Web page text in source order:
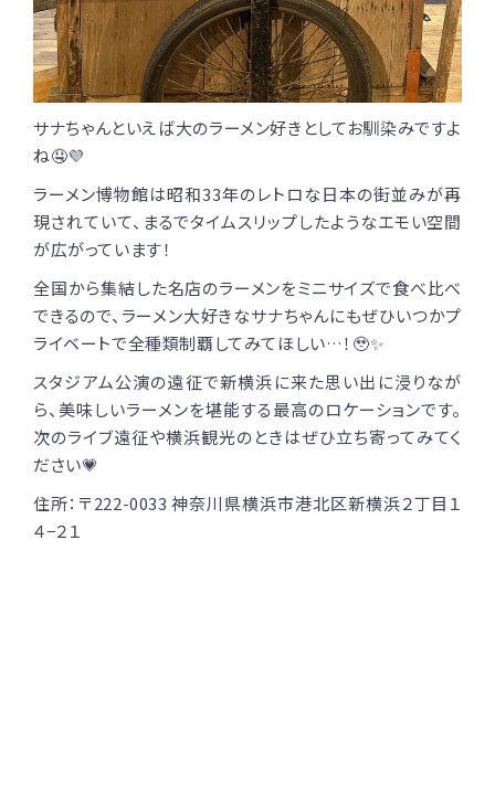
サナちゃんといえば大のラーメン好きとしてお馴染みですよ
ね🤤💜
ラーメン博物館は昭和33年のレトロな日本の街並みが再
現されていて、まるでタイムスリップしたようなエモい空間
が広がっています！
全国から集結した名店のラーメンをミニサイズで食べ比べ
できるので、ラーメン大好きなサナちゃんにもぜひいつかプ
ライベートで全種類制覇してみてほしい…！🥹✨
スタジアム公演の遠征で新横浜に来た思い出に浸りなが
ら、美味しいラーメンを堪能する最高のロケーションです。
次のライブ遠征や横浜観光のときはぜひ立ち寄ってみてく
ださい💗
住所： 〒222-0033 神奈川県横浜市港北区新横浜２丁目１
４−２１